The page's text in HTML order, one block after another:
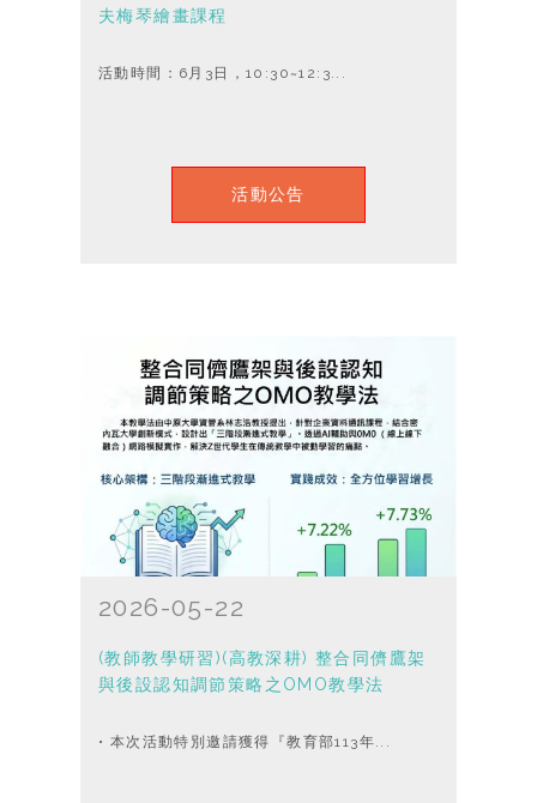
夫梅琴繪畫課程
活動時間：6月3日，10:30~12:3...
活動公告
2026-05-22
(教師教學研習)(高教深耕) 整合同儕鷹架
與後設認知調節策略之OMO教學法
• 本次活動特別邀請獲得『教育部113年...